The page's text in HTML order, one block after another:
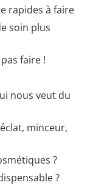
rapides à faire
soin plus
faire !
nous veut du
minceur,
?
?